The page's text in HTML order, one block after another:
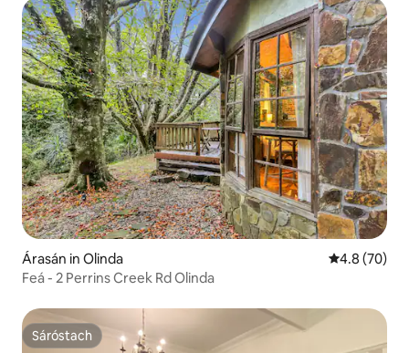
Árasán in Olinda Meánrátáil
4.8 (70)
Feá - 2 Perrins Creek Rd Olinda
Sáróstach
Sáróstach